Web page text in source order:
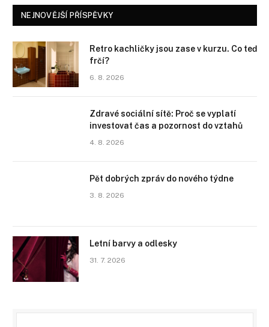
NEJNOVĚJŠÍ PŘÍSPĚVKY
Retro kachličky jsou zase v kurzu. Co teď
frčí?
6. 8. 2026
Zdravé sociální sítě: Proč se vyplatí
investovat čas a pozornost do vztahů
4. 8. 2026
Pět dobrých zpráv do nového týdne
3. 8. 2026
Letní barvy a odlesky
31. 7. 2026